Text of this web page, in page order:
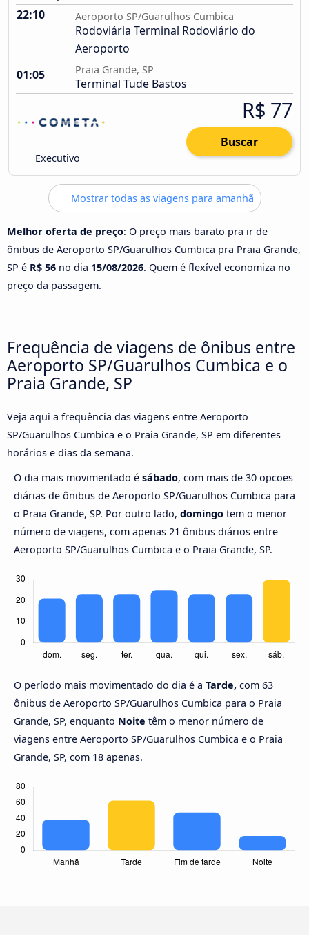
22:10 Aeroporto SP/Guarulhos Cumbica
Rodoviária Terminal Rodoviário do
Aeroporto
01:05
Praia Grande, SP
Terminal Tude Bastos
Executivo
R$ 77
Buscar
Mostrar todas as viagens para amanhã
Melhor oferta de preço: O preço mais barato pra ir de
ônibus de Aeroporto SP/Guarulhos Cumbica pra Praia Grande,
SP é R$ 56 no dia 15/08/2026. Quem é flexível economiza no
preço da passagem.
Frequência de viagens de ônibus entre
Aeroporto SP/Guarulhos Cumbica e o
Praia Grande, SP
Veja aqui a frequência das viagens entre Aeroporto
SP/Guarulhos Cumbica e o Praia Grande, SP em diferentes
horários e dias da semana.
O dia mais movimentado é sábado, com mais de 30 opcoes
diárias de ônibus de Aeroporto SP/Guarulhos Cumbica para
o Praia Grande, SP. Por outro lado, domingo tem o menor
número de viagens, com apenas 21 ônibus diários entre
Aeroporto SP/Guarulhos Cumbica e o Praia Grande, SP.
O período mais movimentado do dia é a Tarde, com 63
ônibus de Aeroporto SP/Guarulhos Cumbica para o Praia
Grande, SP, enquanto Noite têm o menor número de
viagens entre Aeroporto SP/Guarulhos Cumbica e o Praia
Grande, SP, com 18 apenas.